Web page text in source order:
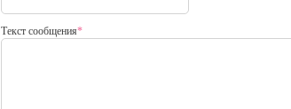
Текст сообщения*